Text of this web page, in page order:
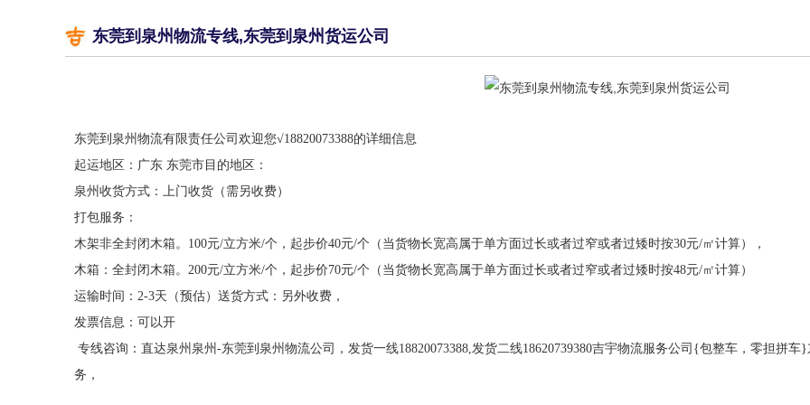
东莞到泉州物流专线,东莞到泉州货运公司
东莞到 泉州 物流有限责任公司欢迎您√18820073388的详细信息
起运地区：广东 东莞市目的地区：
泉州 收货方式：上门收货（需另收费）
打包服务：
木架非全封闭木箱。 100元/立方米/个，起步价40元/个（当货物长宽高属于单方面过长或者过窄或者过矮时按30元/㎡计算），
木箱：全封闭木箱。 200元/立方米/个，起步价70元/个（当货物长宽高属于单方面过长或者过窄或者过矮时按48元/㎡计算）
运输时间： 2-3天（预估）送货方式：另外收费，
发票信息：可以开
专线咨询：直达泉州泉州 -东莞到 泉州 物流公司，发货一线18820073388,发货二线18620739380吉宇物流服务公司 {包整车，零担拼车}
务，